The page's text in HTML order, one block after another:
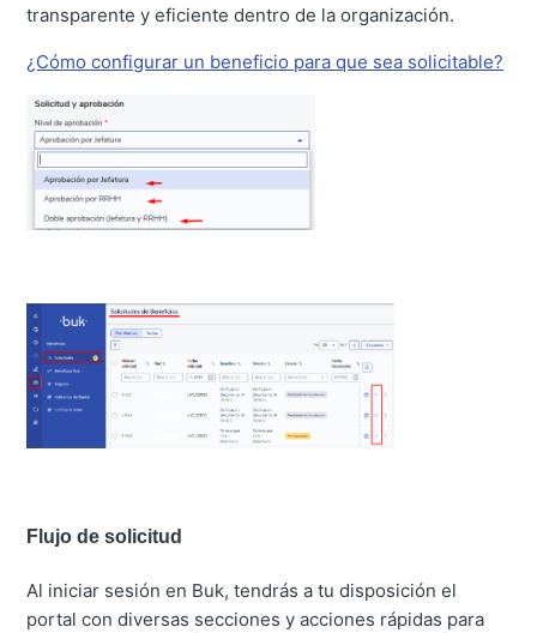
transparente y eficiente dentro de la organización.
¿Cómo configurar un beneficio para que sea solicitable?
Flujo de solicitud
Al iniciar sesión en Buk, tendrás a tu disposición el
portal con diversas secciones y acciones rápidas para